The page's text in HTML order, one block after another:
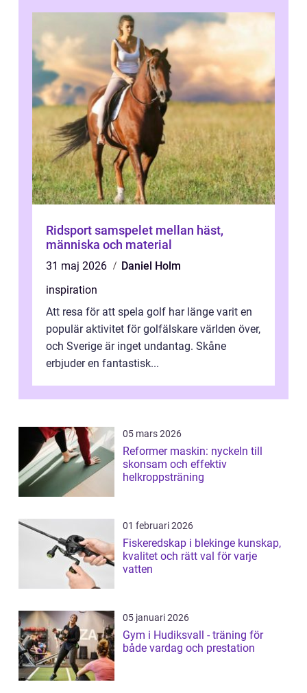
Ridsport samspelet mellan häst,
människa och material
31 maj 2026
Daniel Holm
inspiration
Att resa för att spela golf har länge varit en
populär aktivitet för golfälskare världen över,
och Sverige är inget undantag. Skåne
erbjuder en fantastisk...
05 mars 2026
Reformer maskin: nyckeln till
skonsam och effektiv
helkroppsträning
01 februari 2026
Fiskeredskap i blekinge kunskap,
kvalitet och rätt val för varje
vatten
05 januari 2026
Gym i Hudiksvall - träning för
både vardag och prestation